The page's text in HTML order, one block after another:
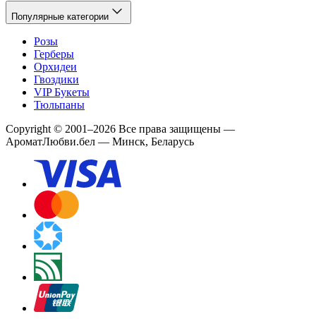
Популярные категории
Розы
Герберы
Орхидеи
Гвоздики
VIP Букеты
Тюльпаны
Copyright © 2001–2026 Все права защищены —
АроматЛюбви.бел — Минск, Беларусь